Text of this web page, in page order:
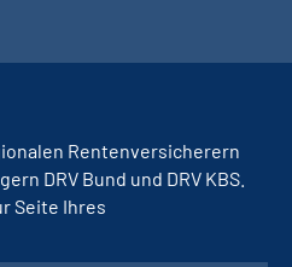
Rentenversicherern
DRV Bund und DRV KBS.
Seite Ihres